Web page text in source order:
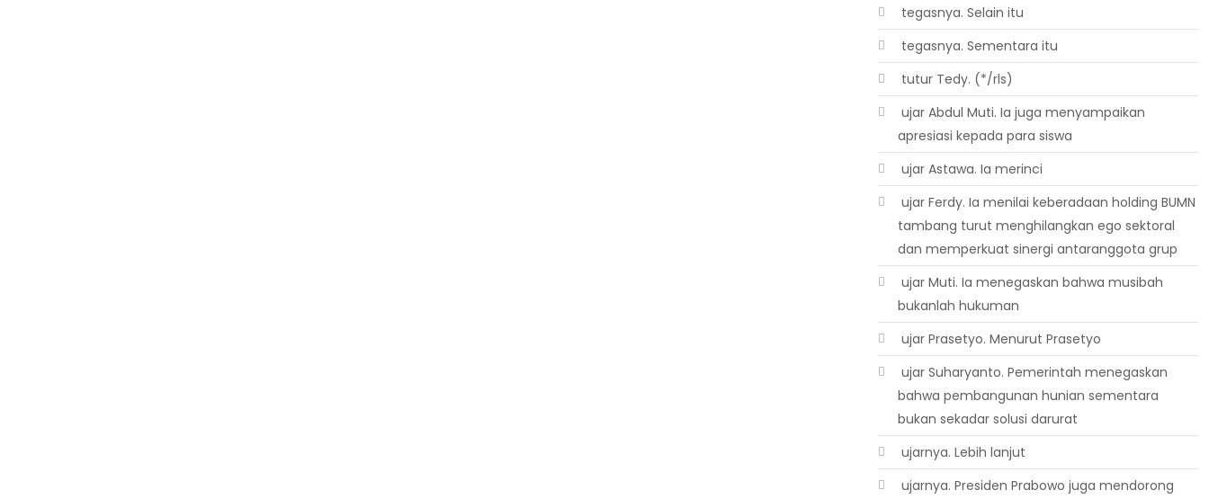
 tegasnya. Selain itu
 tegasnya. Sementara itu
 tutur Tedy. (*/rls)
 ujar Abdul Muti. Ia juga menyampaikan
apresiasi kepada para siswa
 ujar Astawa. Ia merinci
 ujar Ferdy. Ia menilai keberadaan holding BUMN
tambang turut menghilangkan ego sektoral
dan memperkuat sinergi antaranggota grup
 ujar Muti. Ia menegaskan bahwa musibah
bukanlah hukuman
 ujar Prasetyo. Menurut Prasetyo
 ujar Suharyanto. Pemerintah menegaskan
bahwa pembangunan hunian sementara
bukan sekadar solusi darurat
 ujarnya. Lebih lanjut
 ujarnya. Presiden Prabowo juga mendorong